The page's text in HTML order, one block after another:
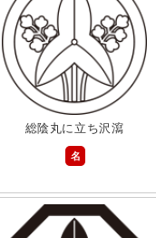
総陰丸に立ち沢瀉
名